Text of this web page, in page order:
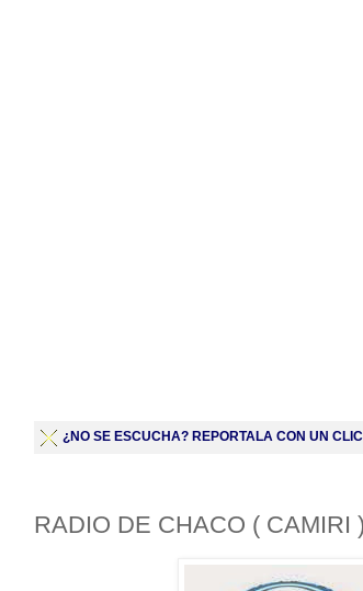
¿NO SE ESCUCHA? REPORTALA CON UN CLIC
RADIO DE CHACO ( CAMIRI )